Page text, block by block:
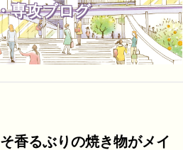
専攻ブログ
香るぶりの焼き物がメイ